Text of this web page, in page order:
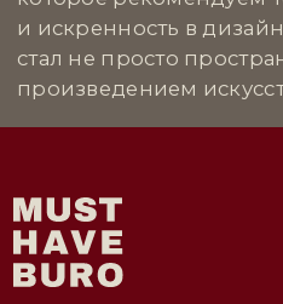
Разработка сайта